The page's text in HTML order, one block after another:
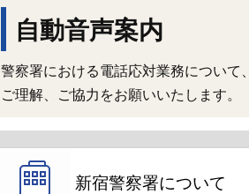
自動音声案内
警察署における電話応対業務について、
ご理解、ご協力をお願いいたします。
新宿警察署について